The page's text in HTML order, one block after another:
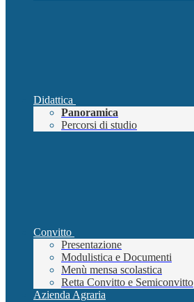
Didattica
Panoramica
Percorsi di studio
Convitto
Presentazione
Modulistica e Documenti
Menù mensa scolastica
Retta Convitto e Semiconvitto
Azienda Agraria